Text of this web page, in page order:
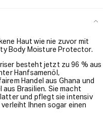
Haut wie nie zuvor mit
Body Moisture Protector.
besteht jetzt zu 96 % aus
Hanfsamenöl,
Handel aus Ghana und
aus Brasilien. Sie macht
und pflegt sie intensiv
Ihnen sogar einen